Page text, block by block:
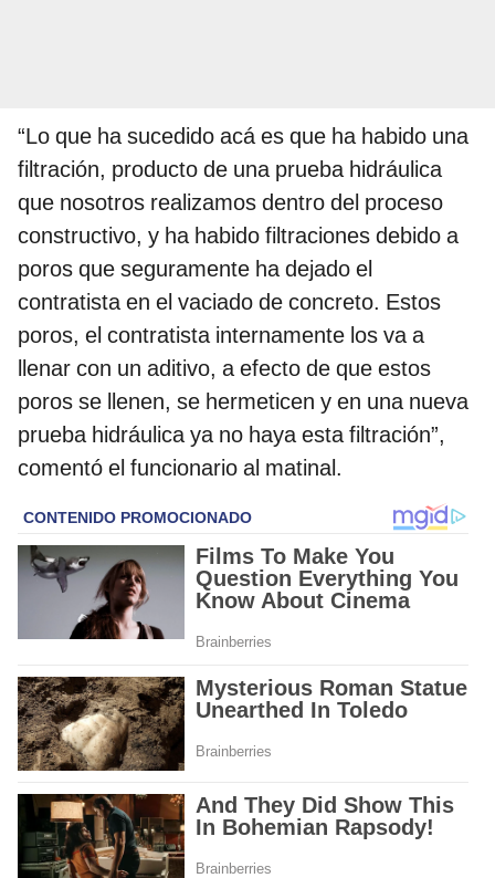
“Lo que ha sucedido acá es que ha habido una
filtración, producto de una prueba hidráulica
que nosotros realizamos dentro del proceso
constructivo, y ha habido filtraciones debido a
poros que seguramente ha dejado el
contratista en el vaciado de concreto. Estos
poros, el contratista internamente los va a
llenar con un aditivo, a efecto de que estos
poros se llenen, se hermeticen y en una nueva
prueba hidráulica ya no haya esta filtración”,
comentó el funcionario al matinal.